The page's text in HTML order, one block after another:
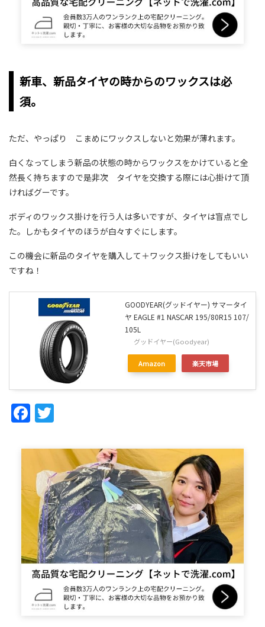
新車、新品タイヤの時からのワックスは必
須。
ただ、やっぱり こまめにワックスしないと効果が薄れます。
白くなってしまう新品の状態の時からワックスをかけていると全
然長く持ちますので是非次 タイヤを交換する際には心掛けて頂
ければグーです。
ボディのワックス掛けを行う人は多いですが、タイヤは盲点でし
た。しかもタイヤのほうが白々すぐにします。
この機会に新品のタイヤを購入して＋ワックス掛けをしてもいい
ですね！
GOODYEAR(グッドイヤー) サマータイ
ヤ EAGLE #1 NASCAR 195/80R15 107/
105L
グッドイヤー(Goodyear)
Amazon 楽天市場
Facebook